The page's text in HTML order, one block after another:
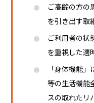
ご高齢の方の
を引き出す取
ご利用者の状
を重視した適
「身体機能」
等の生活機能
スの取れたリ